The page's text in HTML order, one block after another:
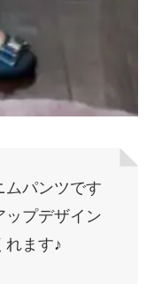
ムパンツです
ップデザイン
れます♪